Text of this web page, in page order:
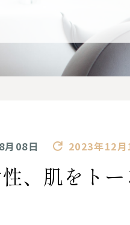
月08日 2023年12
、肌をト